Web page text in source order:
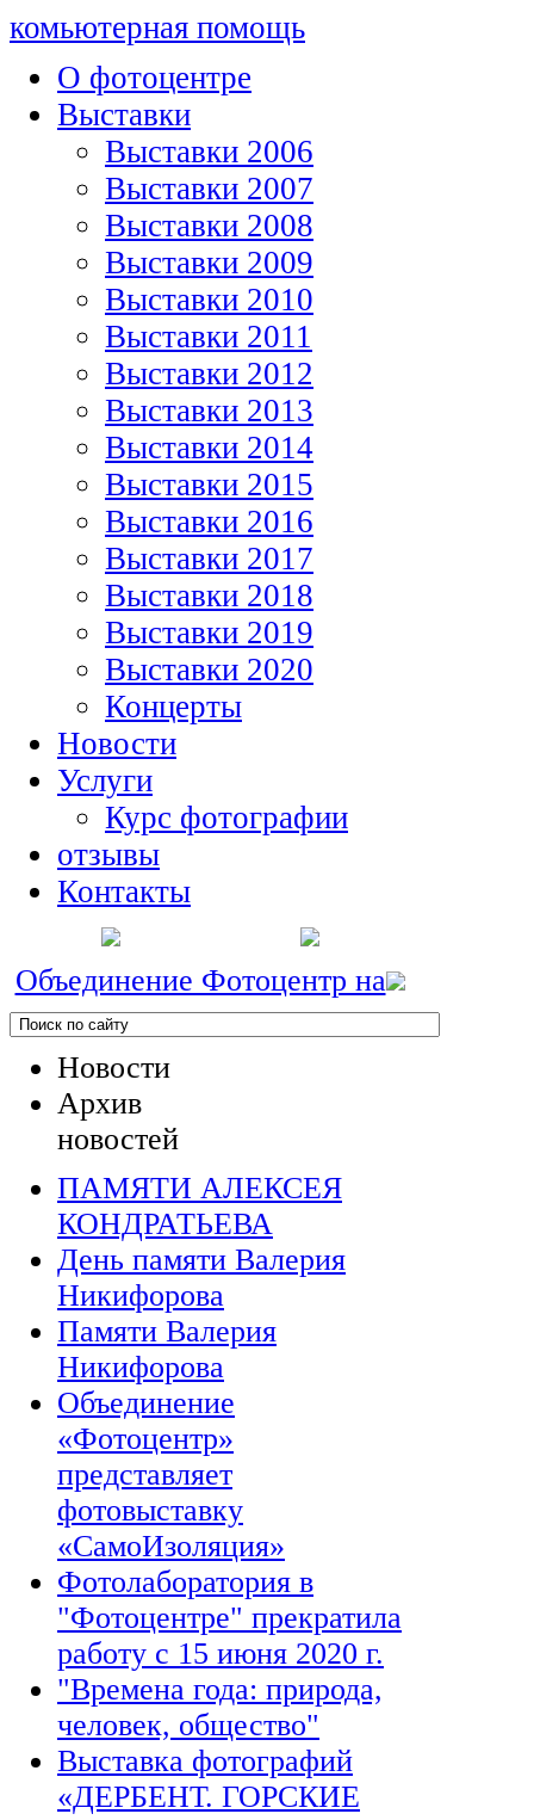
комьютерная помощь
О фотоцентре
Выставки
Выставки 2006
Выставки 2007
Выставки 2008
Выставки 2009
Выставки 2010
Выставки 2011
Выставки 2012
Выставки 2013
Выставки 2014
Выставки 2015
Выставки 2016
Выставки 2017
Выставки 2018
Выставки 2019
Выставки 2020
Концерты
Новости
Услуги
Курс фотографии
отзывы
Контакты
Объединение Фотоцентр на
Новости
Архив
новостей
ПАМЯТИ АЛЕКСЕЯ
КОНДРАТЬЕВА
День памяти Валерия
Никифорова
Памяти Валерия
Никифорова
Объединение
«Фотоцентр»
представляет
фотовыставку
«СамоИзоляция»
Фотолаборатория в
"Фотоцентре" прекратила
работу с 15 июня 2020 г.
"Времена года: природа,
человек, общество"
Выставка фотографий
«ДЕРБЕНТ. ГОРСКИЕ